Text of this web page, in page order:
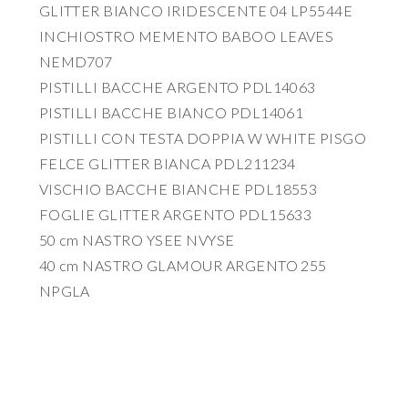
GLITTER BIANCO IRIDESCENTE 04 LP5544E
INCHIOSTRO MEMENTO BABOO LEAVES
NEMD707
PISTILLI BACCHE ARGENTO PDL14063
PISTILLI BACCHE BIANCO PDL14061
PISTILLI CON TESTA DOPPIA W WHITE PISGO
FELCE GLITTER BIANCA PDL211234
VISCHIO BACCHE BIANCHE PDL18553
FOGLIE GLITTER ARGENTO PDL15633
50 cm NASTRO YSEE NVYSE
40 cm NASTRO GLAMOUR ARGENTO 255
NPGLA